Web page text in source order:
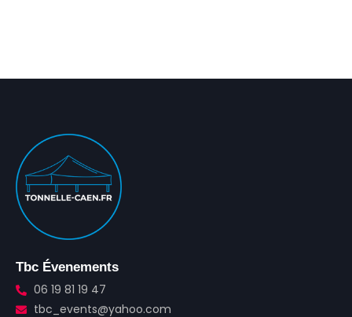
Tbc Évenements
06 19 81 19 47
tbc_events@yahoo.com